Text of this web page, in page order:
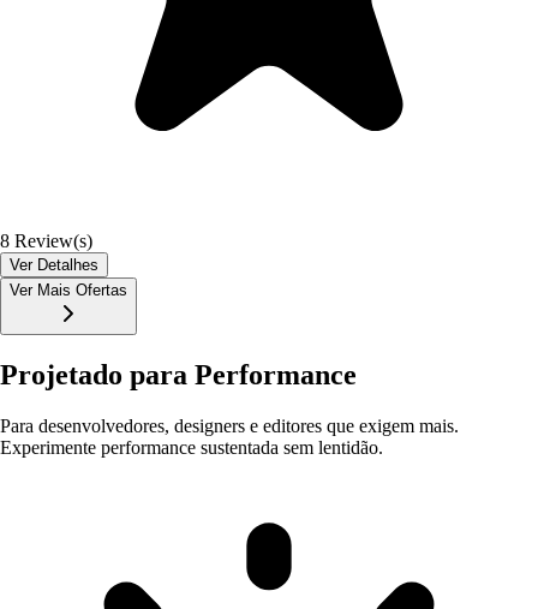
8 Review(s)
Ver Detalhes
Ver Mais Ofertas
Projetado para Performance
Para desenvolvedores, designers e editores que exigem mais.
Experimente performance sustentada sem lentidão.